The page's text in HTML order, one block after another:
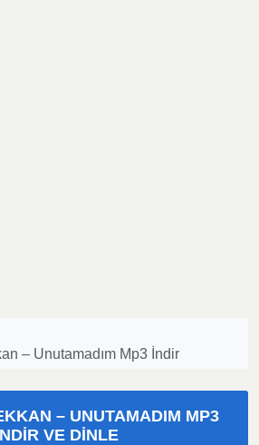
– Unutamadım Mp3 İndir
– UNUTAMADIM MP3
VE DINLE